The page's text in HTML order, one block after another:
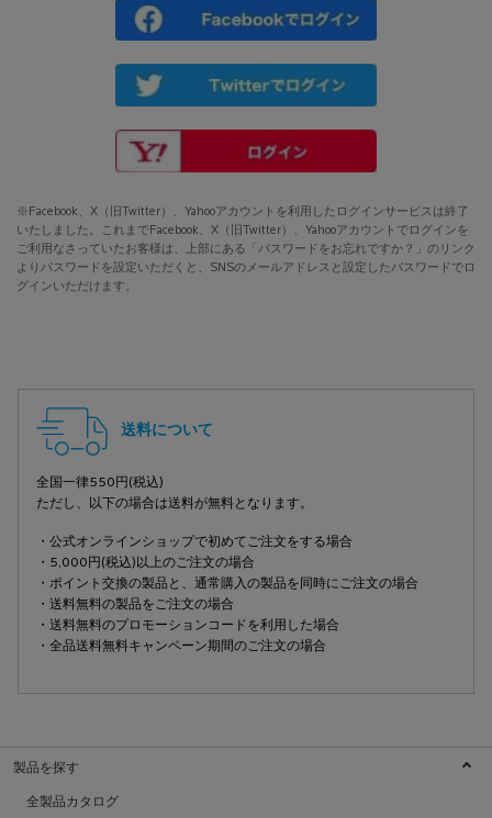
Facebook
Twitter
Yahoo
※Facebook、X（旧Twitter）、Yahooアカウントを利用したログインサービスは終了
いたしました。これまでFacebook、X（旧Twitter）、Yahooアカウントでログインを
ご利用なさっていたお客様は、上部にある「パスワードをお忘れですか？」のリンク
よりパスワードを設定いただくと、SNSのメールアドレスと設定したパスワードでロ
グインいただけます。
送料について
全国一律550円(税込)
ただし、以下の場合は送料が無料となります。
・公式オンラインショップで初めてご注文をする場合
・5,000円(税込)以上のご注文の場合
・ポイント交換の製品と、通常購入の製品を同時にご注文の場合
・送料無料の製品をご注文の場合
・送料無料のプロモーションコードを利用した場合
・全品送料無料キャンペーン期間のご注文の場合
製品を探す
全製品カタログ